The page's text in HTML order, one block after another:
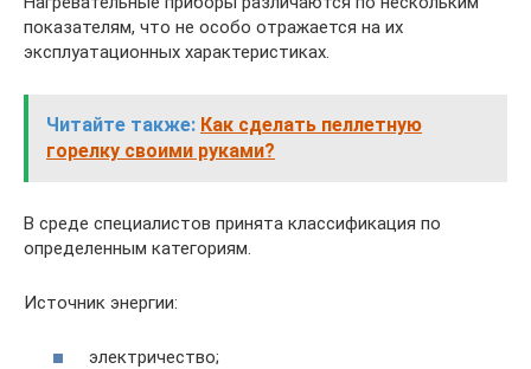
показателям, что не особо отражается на их
эксплуатационных характеристиках.
Читайте также: Как сделать пеллетную
горелку своими руками?
В среде специалистов принята классификация по
определенным категориям.
Источник энергии:
электричество;